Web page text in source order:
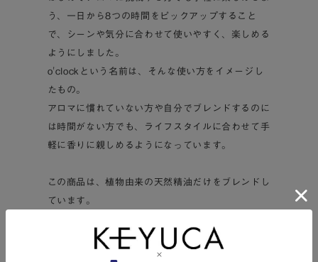
う、一日から8つの時間をピックアップすること
で、シーンや気分に合わせて使いやすく、楽しめる
ようにしました。
o'clockという名前は、そんな使い方をイメージし
たもの。
アロマに慣れていない方や自分でブレンドするのに
は時間がない方でも、ライフスタイルに合わせて手
軽に香りに親しめるようになっています。
この商品は、植物由来の天然精油だけをブレンドし
ています。
より豊かな生活へ…。